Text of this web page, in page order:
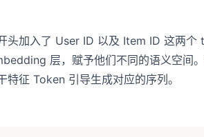
头加入了 User ID 以及 Item ID 这两个
层，赋予他们不同的语义空间
特征 Token 引导生成对应的序列。